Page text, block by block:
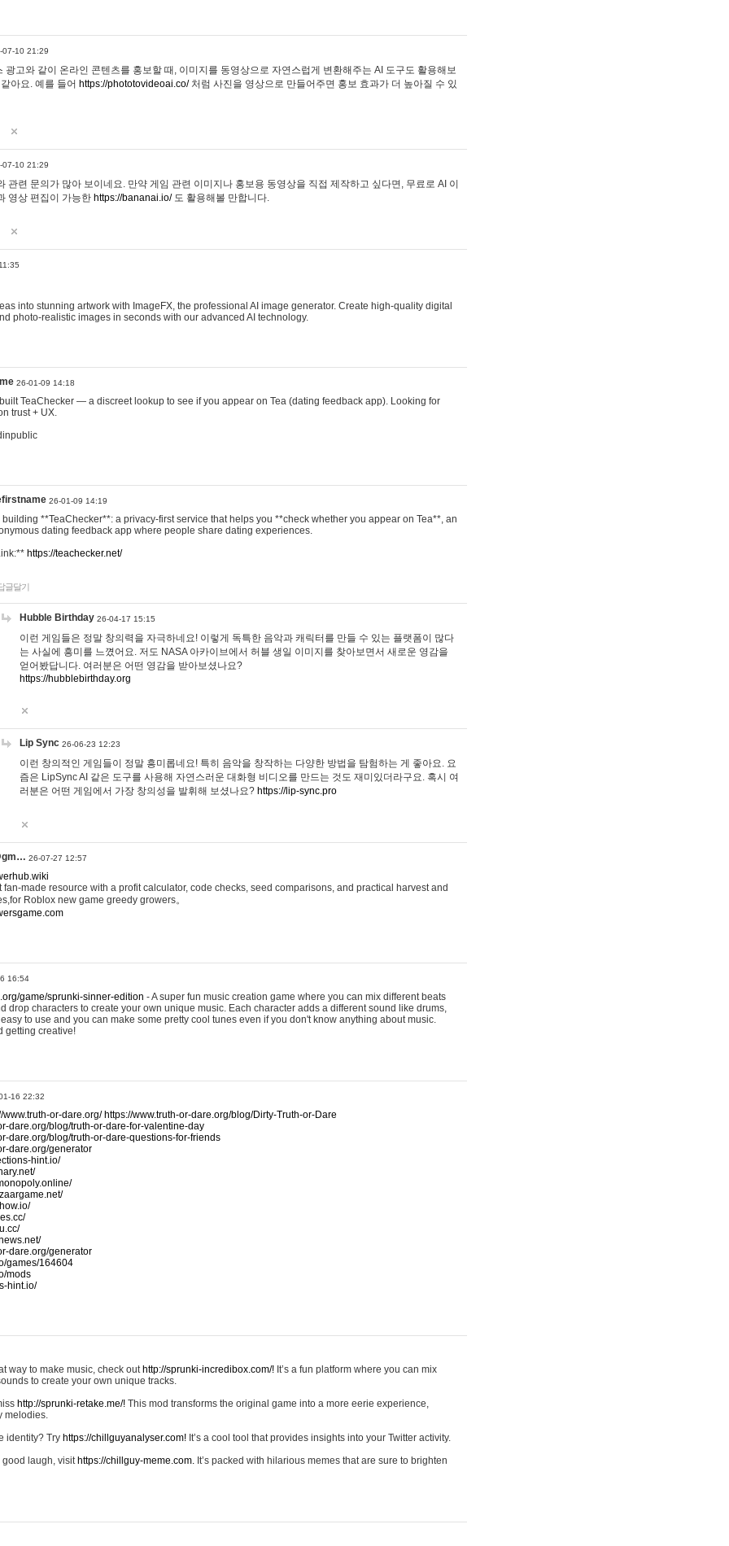
07-10 21:29
광고와 같이 온라인 콘텐츠를 홍보할 때, 이미지를 동영상으로 자연스럽게 변환해주는 AI 도구도 활용해보
아요. 예를 들어 https://phototovideoai.co/처럼 사진을 영상으로 만들어주면 홍보 효과가 더 높아질 수 있
07-10 21:29
관련 문의가 많아 보이네요. 만약 게임 관련 이미지나 홍보용 동영상을 직접 제작하고 싶다면, 무료로 AI 이
영상 편집이 가능한 https://bananai.io/도 활용해볼 만합니다.
into stunning artwork with ImageFX, the professional AI image generator. Create high-quality digital
photo-realistic images in seconds with our advanced AI technology.
26-01-09 14:18
TeaChecker — a discreet lookup to see if you appear on Tea (dating feedback app). Looking for
trust + UX.
26-01-09 14:19
building **TeaChecker**: a privacy-first service that helps you **check whether you appear on Tea**, an
dating feedback app where people share dating experiences.
https://teachecker.net/
글달기
Hubble Birthday 26-04-17 15:15
이런 게임들은 정말 창의력을 자극하네요! 이렇게 독특한 음악과 캐릭터를 만들 수 있는 플랫폼이 많다
는 사실에 흥미를 느꼈어요. 저도 NASA 아카이브에서 허블 생일 이미지를 찾아보면서 새로운 영감을
얻어봤답니다. 여러분은 어떤 영감을 받아보셨나요?
https://hubblebirthday.org
Lip Sync 26-06-23 12:23
이런 창의적인 게임들이 정말 흥미롭네요! 특히 음악을 창작하는 다양한 방법을 탐험하는 게 좋아요. 요
즘은 LipSync AI 같은 도구를 사용해 자연스러운 대화형 비디오를 만드는 것도 재미있더라구요. 혹시 여
러분은 어떤 게임에서 가장 창의성을 발휘해 보셨나요? https://lip-sync.pro
26-07-27 12:57
made resource with a profit calculator, code checks, seed comparisons, and practical harvest and
Roblox new game greedy growers。
16:54
game/sprunki-sinner-edition - A super fun music creation game where you can mix different beats
drop characters to create your own unique music. Each character adds a different sound like drums,
to use and you can make some pretty cool tunes even if you don't know anything about music.
getting creative!
16 22:32
www.truth-or-dare.org/ https://www.truth-or-dare.org/blog/Dirty-Truth-or-Dare
dare.org/blog/truth-or-dare-for-valentine-day
dare.org/blog/truth-or-dare-questions-for-friends
dare.org/generator
hint.io/
dare.org/generator
games/164604
mods
hint.io/
way to make music, check out http://sprunki-incredibox.com/! It’s a fun platform where you can mix
to create your own unique tracks.
http://sprunki-retake.me/! This mod transforms the original game into a more eerie experience,
melodies.
identity? Try https://chillguyanalyser.com! It’s a cool tool that provides insights into your Twitter activity.
good laugh, visit https://chillguy-meme.com. It’s packed with hilarious memes that are sure to brighten